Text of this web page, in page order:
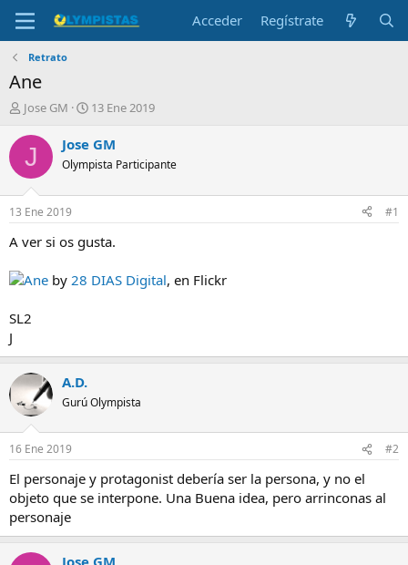
Acceder Regístrate
Retrato
Ane
I
i
a
d
o
r
e
l
e
a
Jose GM
F
c
h
a
i
n
i
13 Ene 2019
J Jose GM
Olympista Participante
13 Ene 2019 #1
A ver si os gusta.
Ane by 28 DIAS Digital, en Flickr
SL2
J
A.D.
Gurú Olympista
16 Ene 2019 #2
El personaje y protagonist debería ser la persona, y no el
objeto que se interpone. Una Buena idea, pero arrinconas al
personaje
Jose GM